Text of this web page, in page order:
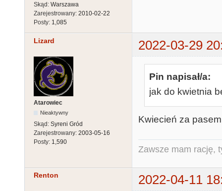
Skąd: Warszawa
Zarejestrowany: 2010-02-22
Posty: 1,085
Lizard 2022-03-29
Atarowiec
Nieaktywny
Skąd: Syreni Gród
Zarejestrowany: 2003-05-16
Posty: 1,590
Pin napisał/a:
jak do kwietnia
Kwiecień za
Zawsze mam rację,
Renton 2022-04-11